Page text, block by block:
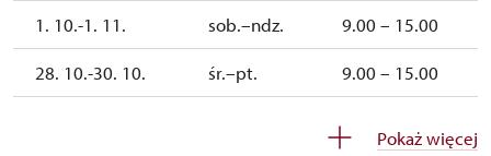
1. 10.-1. 11. sob.–ndz. 9.00 – 15.00
28. 10.-30. 10. śr.–pt. 9.00 – 15.00
zamknięte
Pokaż więcej